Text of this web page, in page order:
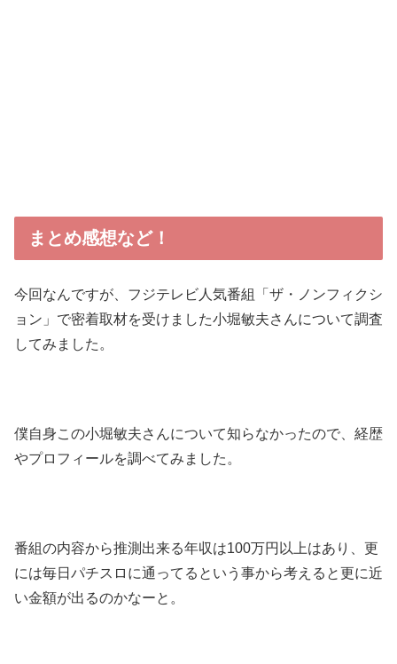
まとめ感想など！
今回なんですが、フジテレビ人気番組「ザ・ノンフィクシ
ョン」で密着取材を受けました小堀敏夫さんについて調査
してみました。
僕自身この小堀敏夫さんについて知らなかったので、経歴
やプロフィールを調べてみました。
番組の内容から推測出来る年収は100万円以上はあり、更
には毎日パチスロに通ってるという事から考えると更に近
い金額が出るのかなーと。